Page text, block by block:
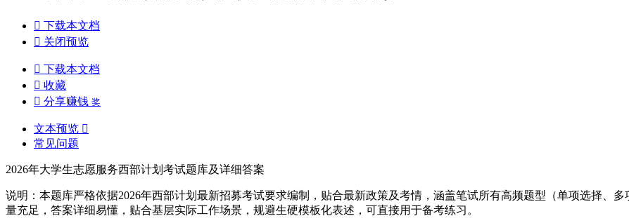
 下载本文档
 关闭预览
 下载本文档
 收藏
 分享赚钱 奖
文本预览 
常见问题
2026年大学生志愿服务西部计划考试题库及详细答案
说明：本题库严格依据2026年西部计划最新招募考试要求编制，贴合最新政策及考情，涵盖笔试所有高频题型（单项选择、
量充足，答案详细易懂，贴合基层实际工作场景，规避生硬模板化表述，可直接用于备考练习。